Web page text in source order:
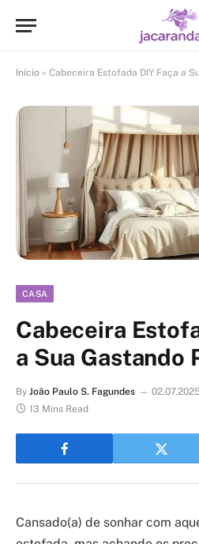
Início » Cabeceira Estofada DIY Faça a
CASA
Cabeceira
a Sua Gastando
By João Paulo S. Fagundes 02.07.2025
13 Mins Read
Cansado(a) de sonhar com